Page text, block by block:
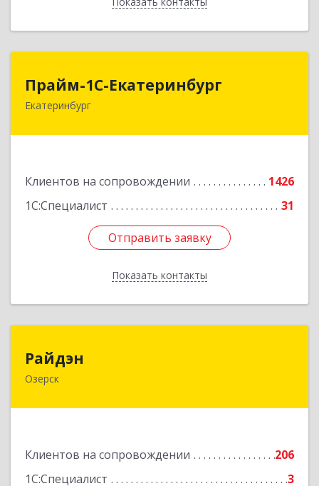
Прайм-1С-Екатеринбург
Екатеринбург
Клиентов на сопровождении
1426
1С:Специалист
31
Отправить заявку
Показать контакты
Прайм-1С-Екатеринбург
620142, Свердловская обл, Екатеринбург г, 8
Отправить заявку
Назад
Райдэн
Озерск
Клиентов на сопровождении
206
1С:Специалист
3
456783, Челябинская обл, Озерск г, Ленина пр-